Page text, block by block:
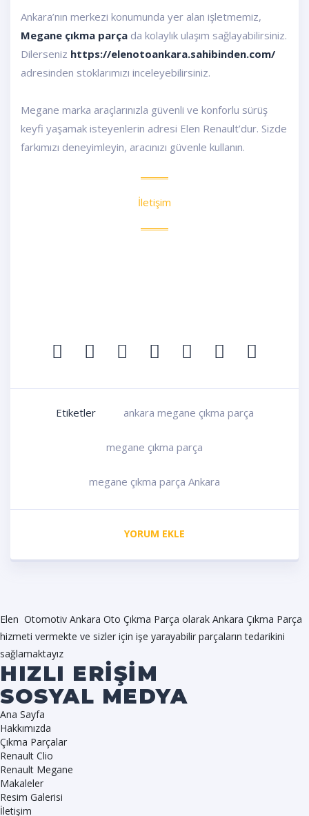
Ankara’nın merkezi konumunda yer alan işletmemiz,
Megane çıkma parça da kolaylık ulaşım sağlayabilirsiniz.
Dilerseniz https://elenotoankara.sahibinden.com/
adresinden stoklarımızı inceleyebilirsiniz.
Megane marka araçlarınızla güvenli ve konforlu sürüş
keyfi yaşamak isteyenlerin adresi Elen Renault’dur. Sizde
farkımızı deneyimleyin, aracınızı güvenle kullanın.
İletişim
Etiketler ankara megane çıkma parça
megane çıkma parça
megane çıkma parça Ankara
YORUM EKLE
Elen Otomotiv Ankara Oto Çıkma Parça olarak Ankara Çıkma Parça
hizmeti vermekte ve sizler için işe yarayabilir parçaların tedarikini
sağlamaktayız
HIZLI ERİŞİM
SOSYAL MEDYA
Ana Sayfa
Hakkımızda
Çıkma Parçalar
Renault Clio
Renault Megane
Makaleler
Resim Galerisi
İletişim